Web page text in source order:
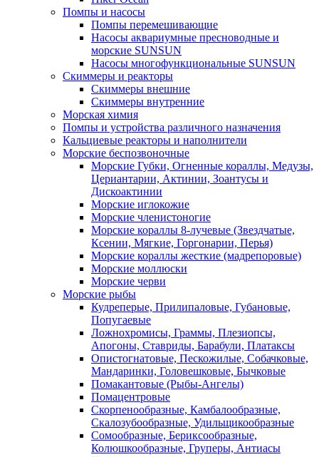
Помпы и насосы
Помпы перемешивающие
Насосы аквариумные пресноводные и
морские SUNSUN
Насосы многофункциональные SUNSUN
Скиммеры и реакторы
Скиммеры внешние
Скиммеры внутренние
Морская химия
Помпы и устройства различного назначения
Кальциевые реакторы и наполнители
Морские беспозвоночные
Морские Губки, Огненные кораллы, Медузы,
Цериантарии, Актинии, Зоантусы и
Дискоактинии
Морские иглокожие
Морские членистоногие
Морские кораллы 8-лучевые (Звездчатые,
Ксении, Мягкие, Горгонарии, Перья)
Морские кораллы жесткие (мадрепоровые)
Морские моллюски
Морские черви
Морские рыбы
Кудреперые, Прилипаловые, Губановые,
Попугаевые
Ложнохромисы, Граммы, Плезиопсы,
Апогоны, Ставриды, Барабули, Платаксы
Опистогнатовые, Пескожилые, Собачковые,
Мандаринки, Головешковые, Бычковые
Помакантовые (Рыбы-Ангелы)
Помацентровые
Скорпенообразные, Камбалообразные,
Скалозубообразные, Удильщикообразные
Сомообразные, Бериксообразные,
Колюшкообразные, Груперы, Антиасы